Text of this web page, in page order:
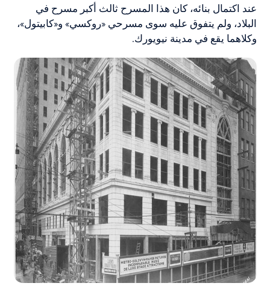
عند اكتمال بنائه، كان هذا المسرح ثالث أكبر مسرح في
البلاد، ولم يتفوق عليه سوى مسرحي «روكسي» و«كابيتول»،
وكلاهما يقع في مدينة نيويورك.